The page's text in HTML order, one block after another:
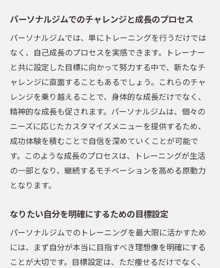
パーソナルジムでのチャレンジと成長のプロセス
パーソナルジムでは、単にトレーニングを行うだけでは
なく、自己成長のプロセスを実感できます。トレーナー
と共に設定した目標に向かって努力する中で、新たなチ
ャレンジに直面することもあるでしょう。これらのチャ
レンジを乗り越えることで、身体的な成長だけでなく、
精神的な成長も促されます。パーソナルジムは、個々の
ニーズに応じたカスタマイズメニューを提供するため、
成功体験を積むことで自信を深めていくことが可能で
す。このような成長のプロセスは、トレーニングが生活
の一部となり、継続するモチベーションを高める原動力
となります。
なりたい自分を明確にするための目標設定
パーソナルジムでのトレーニングを最大限に活かすため
には、まず自分が本当に目指すべき理想像を明確にする
ことが大切です。目標設定は、ただ痩せるだけでなく、